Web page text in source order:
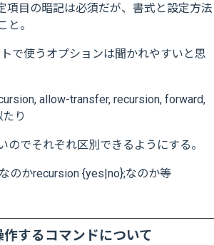
項目の暗記は必須だが、書式と設定方法
と。
で使うオプションは聞かれやすいと思
allow-transfer, recursion, forward,
り
のでそれぞれ区別できるようにする。
のかrecursion {yes|no};なのか等
するコマンドについて